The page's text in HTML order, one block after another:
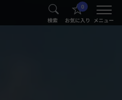
検索
0
お気に入り メニュー
®